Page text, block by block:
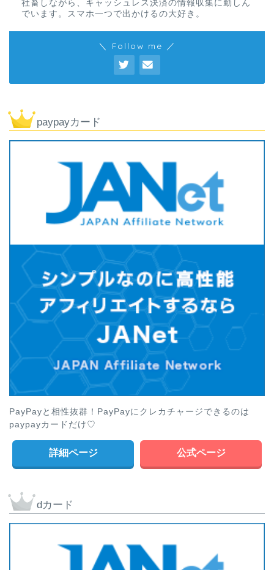
社畜しながら、キャッシュレス決済の情報収集に勤しん
でいます。スマホ一つで出かけるの大好き。
＼ Follow me ／
paypayカード
PayPayと相性抜群！PayPayにクレカチャージできるのは
paypayカードだけ♡
詳細ページ 公式ページ
dカード